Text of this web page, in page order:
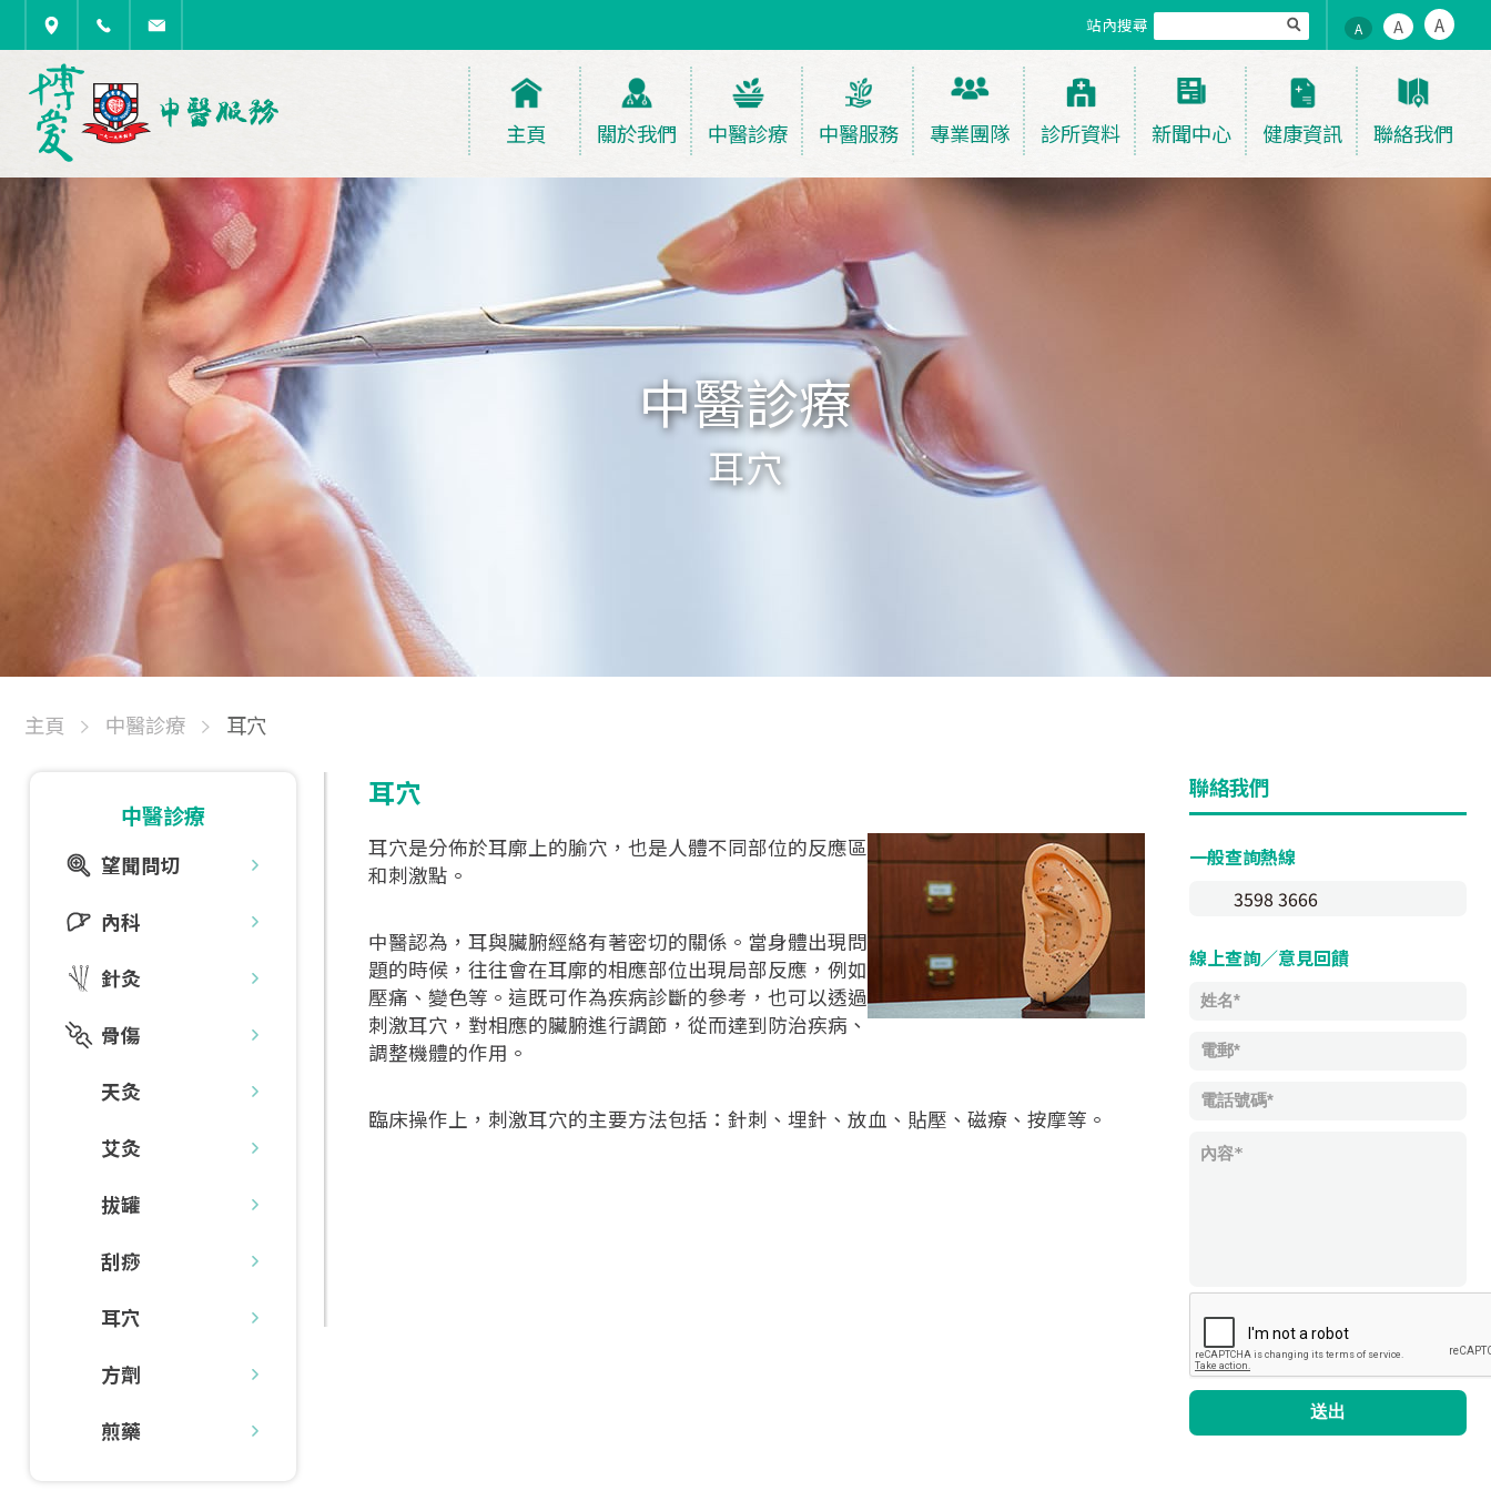
站內搜尋 A A A
主頁 關於我們 中醫診療 中醫服務 專業團隊 診所資料 新聞中心 健康資訊 聯絡我們
中醫診療
耳穴
主頁 中醫診療 耳穴
中醫診療
望聞問切
內科
針灸
骨傷
天灸
艾灸
拔罐
刮痧
耳穴
方劑
煎藥
耳穴
耳穴是分佈於耳廓上的腧穴，也是人體不同部位的反應區
和刺激點。
中醫認為，耳與臟腑經絡有著密切的關係。當身體出現問
題的時候，往往會在耳廓的相應部位出現局部反應，例如
壓痛、變色等。這既可作為疾病診斷的參考，也可以透過
刺激耳穴，對相應的臟腑進行調節，從而達到防治疾病、
調整機體的作用。
臨床操作上，刺激耳穴的主要方法包括：針刺、埋針、放血、貼壓、磁療、按摩等。
聯絡我們
一般查詢熱線
3598 3666
線上查詢／意見回饋
送出